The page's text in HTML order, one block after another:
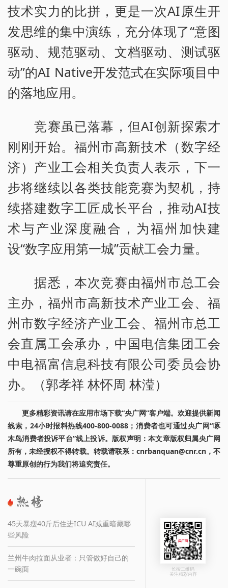
技术实力的比拼，更是一次AI原生开
发思维的集中演练，充分体现了“意图
驱动、规范驱动、文档驱动、测试驱
动”的AI Native开发范式在实际项目中
的落地应用。
竞赛虽已落幕，但AI创新探索才
刚刚开始。福州市高新技术（数字经
济）产业工会相关负责人表示，下一
步将继续以各类技能竞赛为契机，持
续搭建数字工匠成长平台，推动AI技
术与产业深度融合，为福州加快建
设“数字应用第一城”贡献工会力量。
据悉，本次竞赛由福州市总工会
主办，福州市高新技术产业工会、福
州市数字经济产业工会、福州市总工
会直属工会承办，中国电信集团工会
中电福富信息科技有限公司委员会协
办。（郭孝祥 林怀周 林滢）
更多精彩资讯请在应用市场下载“央广网”客户端。欢迎提供新闻
线索，24小时报料热线400-800-0088；消费者也可通过央广网“啄
木鸟消费者投诉平台”线上投诉。版权声明：本文章版权归属央广网
所有，未经授权不得转载。转载请联系：cnrbanquan@cnr.cn，不
尊重原创的行为我们将追究责任。
45天暴瘦40斤后住进ICU AI减重暗藏哪
些风险
兰州牛肉拉面从业者：只管做好自己的
一碗面
长按二维码
关注精彩内容